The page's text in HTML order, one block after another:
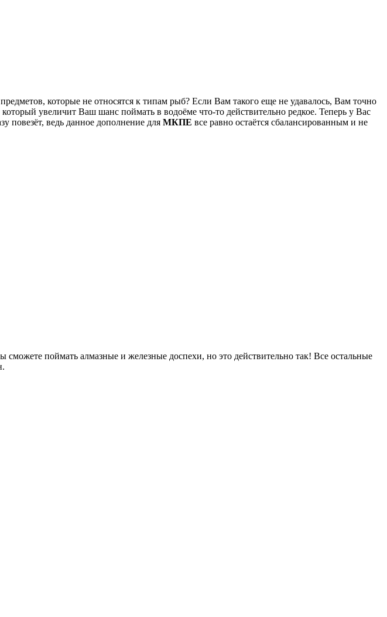
которые не относятся к типам рыб? Если Вам такого еще не удавалось, Вам точно
который увеличит Ваш шанс поймать в водоёме что-то действительно редкое. Теперь у Вас
повезёт, ведь данное дополнение для МКПЕ все равно остаётся сбалансированным и не
сможете поймать алмазные и железные доспехи, но это действительно так! Все остальные